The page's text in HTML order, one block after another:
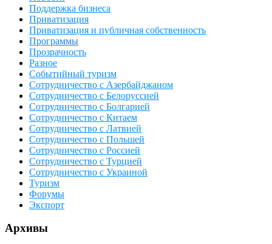
Поддержка бизнеса
Приватизация
Приватизация и публичная собственность
Программы
Прозрачность
Разное
Событийный туризм
Сотрудничество с Азербайджаном
Сотрудничество с Белоруссией
Сотрудничество с Болгарией
Сотрудничество с Китаем
Сотрудничество с Латвией
Сотрудничество с Польшей
Сотрудничество с Россией
Сотрудничество с Турцией
Сотрудничество с Украиной
Туризм
Форумы
Экспорт
Архивы